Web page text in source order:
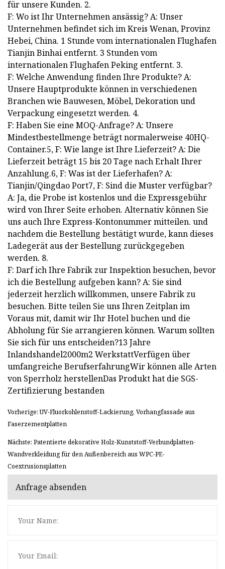
für unsere Kunden. 2.
F: Wo ist Ihr Unternehmen ansässig? A: Unser
Unternehmen befindet sich im Kreis Wenan, Provinz
Hebei, China. 1 Stunde vom internationalen Flughafen
Tianjin Binhai entfernt. 3 Stunden vom
internationalen Flughafen Peking entfernt. 3.
F: Welche Anwendung finden Ihre Produkte? A:
Unsere Hauptprodukte können in verschiedenen
Branchen wie Bauwesen, Möbel, Dekoration und
Verpackung eingesetzt werden. 4.
F: Haben Sie eine MOQ-Anfrage? A: Unsere
Mindestbestellmenge beträgt normalerweise 40HQ-
Container.5, F: Wie lange ist Ihre Lieferzeit? A: Die
Lieferzeit beträgt 15 bis 20 Tage nach Erhalt Ihrer
Anzahlung.6, F: Was ist der Lieferhafen? A:
Tianjin/Qingdao Port7, F: Sind die Muster verfügbar?
A: Ja, die Probe ist kostenlos und die Expressgebühr
wird von Ihrer Seite erhoben. Alternativ können Sie
uns auch Ihre Express-Kontonummer mitteilen. und
nachdem die Bestellung bestätigt wurde, kann dieses
Ladegerät aus der Bestellung zurückgegeben
werden. 8.
F: Darf ich Ihre Fabrik zur Inspektion besuchen, bevor
ich die Bestellung aufgeben kann? A: Sie sind
jederzeit herzlich willkommen, unsere Fabrik zu
besuchen. Bitte teilen Sie uns Ihren Zeitplan im
Voraus mit, damit wir Ihr Hotel buchen und die
Abholung für Sie arrangieren können. Warum sollten
Sie sich für uns entscheiden?13 Jahre
Inlandshandel2000m2 WerkstattVerfügen über
umfangreiche BerufserfahrungWir können alle Arten
von Sperrholz herstellenDas Produkt hat die SGS-
Zertifizierung bestanden
Vorherige: UV-Fluorkohlenstoff-Lackierung, Vorhangfassade aus
Faserzementplatten
Nächste: Patentierte dekorative Holz-Kunststoff-Verbundplatten-
Wandverkleidung für den Außenbereich aus WPC-PE-
Coextrusionsplatten
Anfrage absenden